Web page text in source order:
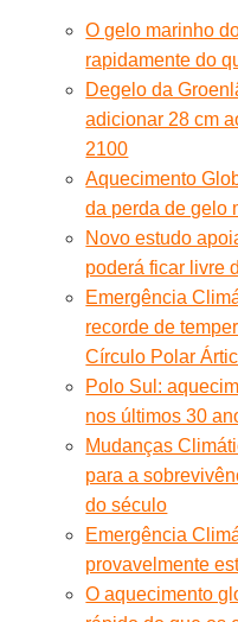
O gelo marinho
rapidamente do
Degelo da
adicionar 28 cm
2100
Aquecimento
da perda de gelo
Novo estudo
poderá ficar livre
Emergência
recorde de
Círculo Polar
Polo Sul:
nos últimos 30
Mudanças
para a
do século
Emergência
provavelmente
O aquecimento